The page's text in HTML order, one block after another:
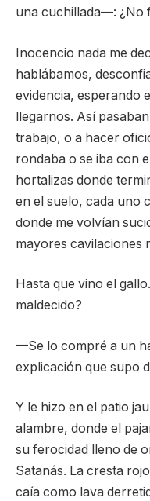
una cuchillada—: ¿No
Inocencio nada me
hablábamos,
evidencia, esperando
llegarnos. Así
trabajo, o a hacer
rondaba o se iba con
hortalizas donde
en el suelo, cada uno
donde me volvían
mayores cavilaciones
Hasta que vino el
maldecido?
—Se lo compré a un
explicación que supo
Y le hizo en el patio
alambre, donde el
su ferocidad lleno de
Satanás. La cresta
caía como lava